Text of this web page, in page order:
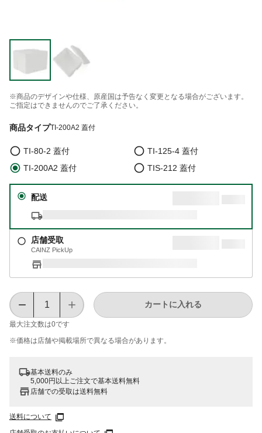
※商品のデザインや仕様、原産国は予告なく変更となる場合がございます。
ご指定はできませんのでご了承ください。
商品タイプTI-200A2 蓋付
TI-80-2 蓋付
TI-125-4 蓋付
TI-200A2 蓋付
TIS-212 蓋付
配送
店舗受取
CAINZ PickUp
最大注文数は0です
カートに入れる
※価格は​店舗や​掲載場所で​異なる​場合が​あります。
基本送料のみ
5,000円以上ご注文で基本送料無料
店舗での受取は送料無料
送料について